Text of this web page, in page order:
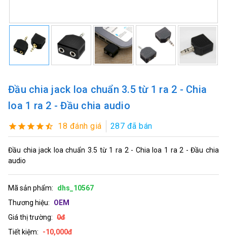
Đầu chia jack loa chuẩn 3.5 từ 1 ra 2 - Chia
loa 1 ra 2 - Đầu chia audio
18 đánh giá 287 đã bán
Đầu chia jack loa chuẩn 3.5 từ 1 ra 2 - Chia loa 1 ra 2 - Đầu chia
audio
Mã sản phẩm:
dhs_10567
Thương hiệu:
OEM
Giá thị trường: 0đ
Tiết kiệm:
-10,000đ